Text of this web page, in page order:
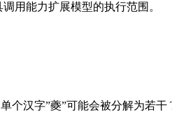
用能力扩展模型的执行范围。
汉字”夔”可能会被分解为若